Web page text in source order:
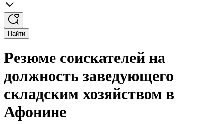
Найти
Резюме соискателей на
должность заведующего
складским хозяйством в
Афонине